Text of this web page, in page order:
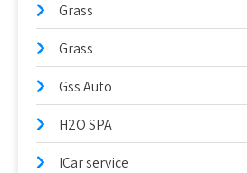
Grass
Grass
Gss Auto
H2O SPA
ICar service